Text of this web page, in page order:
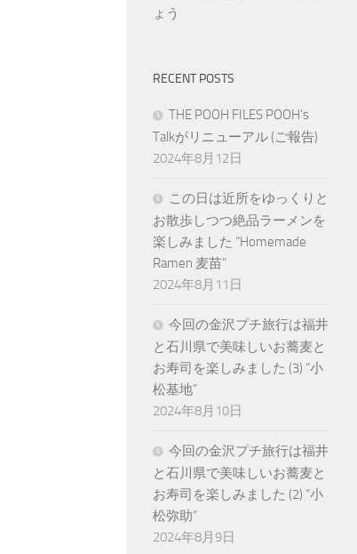
ド
ょう
RECENT POSTS
THE POOH FILES POOH’s
Talkがリニューアル (ご報告)
2024年8月12日
この日は近所をゆっくりと
お散歩しつつ絶品ラーメンを
楽しみました “Homemade
Ramen 麦苗”
2024年8月11日
今回の金沢プチ旅行は福井
と石川県で美味しいお蕎麦と
お寿司を楽しみました (3) “小
松基地”
2024年8月10日
今回の金沢プチ旅行は福井
と石川県で美味しいお蕎麦と
お寿司を楽しみました (2) “小
松弥助”
2024年8月9日